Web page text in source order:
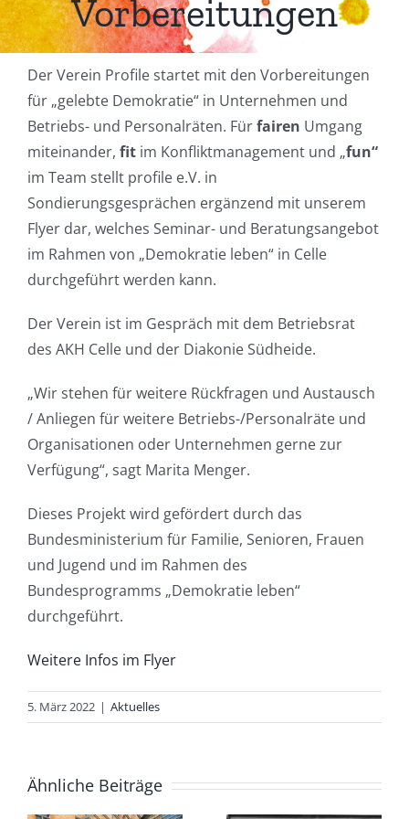
Vorbereitungen
Der Verein Profile startet mit den Vorbereitungen
für „gelebte Demokratie“ in Unternehmen und
Betriebs- und Personalräten. Fürfairen Umgang
miteinander, fit im Konfliktmanagement und „fun“
im Team stellt profile e.V. in
Sondierungsgesprächen ergänzend mit unserem
Flyer dar, welches Seminar- und Beratungsangebot
im Rahmen von „Demokratie leben“ in Celle
durchgeführt werden kann.
Der Verein ist im Gespräch mit dem Betriebsrat
des AKH Celle und der Diakonie Südheide.
„Wir stehen für weitere Rückfragen und Austausch
/ Anliegen für weitere Betriebs-/Personalräte und
Organisationen oder Unternehmen gerne zur
Verfügung“, sagt Marita Menger.
Dieses Projekt wird gefördert durch das
Bundesministerium für Familie, Senioren, Frauen
und Jugend und im Rahmen des
Bundesprogramms „Demokratie leben“
durchgeführt.
Weitere Infos im Flyer
5. März 2022 | Aktuelles
Ähnliche Beiträge
Vielfalt: